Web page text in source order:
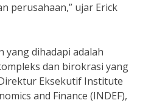
perusahaan,” ujar Erick
yang dihadapi adalah
dan birokrasi yang
Eksekutif Institute
and Finance (INDEF),